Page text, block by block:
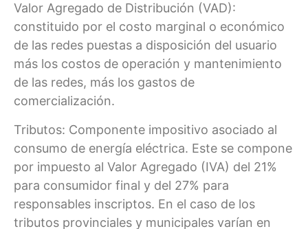
Valor Agregado de Distribución (VAD):
constituido por el costo marginal o económico
de las redes puestas a disposición del usuario
más los costos de operación y mantenimiento
de las redes, más los gastos de
comercialización.
Tributos: Componente impositivo asociado al
consumo de energía eléctrica. Este se compone
por impuesto al Valor Agregado (IVA) del 21%
para consumidor final y del 27% para
responsables inscriptos. En el caso de los
tributos provinciales y municipales varían en